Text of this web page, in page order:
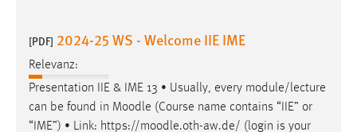
[PDF] 2024-25 WS - Welcome IIE IME
Relevanz:
Presentation IIE & IME 13 • Usually, every module/lecture
can be found in Moodle (Course name contains “IIE” or
“IME”) • Link: https://moodle.oth-aw.de/ (login is your
Dieser Cookie ist notwendig um sich an der Website
einloggen zu können.
Cookie Laufzeit: